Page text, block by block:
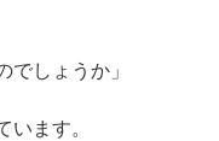
でしょうか」
ます。